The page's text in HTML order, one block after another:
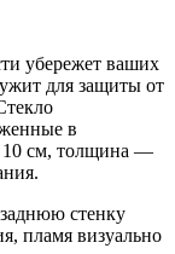
убережет ваших
для защиты от
в
10 см, толщина —
стенку
пламя визуально